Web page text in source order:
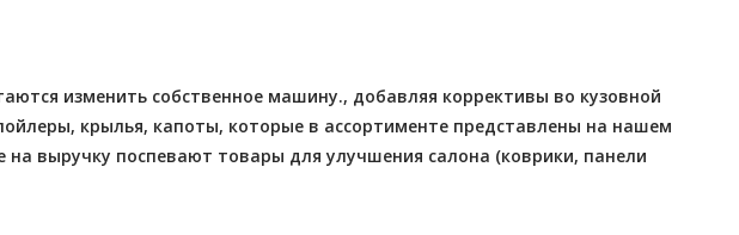
изменить собственное машину., добавляя коррективы во кузовной
крылья, капоты, которые в ассортименте представлены на нашем
выручку поспевают товары для улучшения салона (коврики, панели